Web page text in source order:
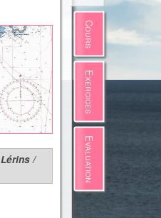
Cours
Exercices
Evaluation
/